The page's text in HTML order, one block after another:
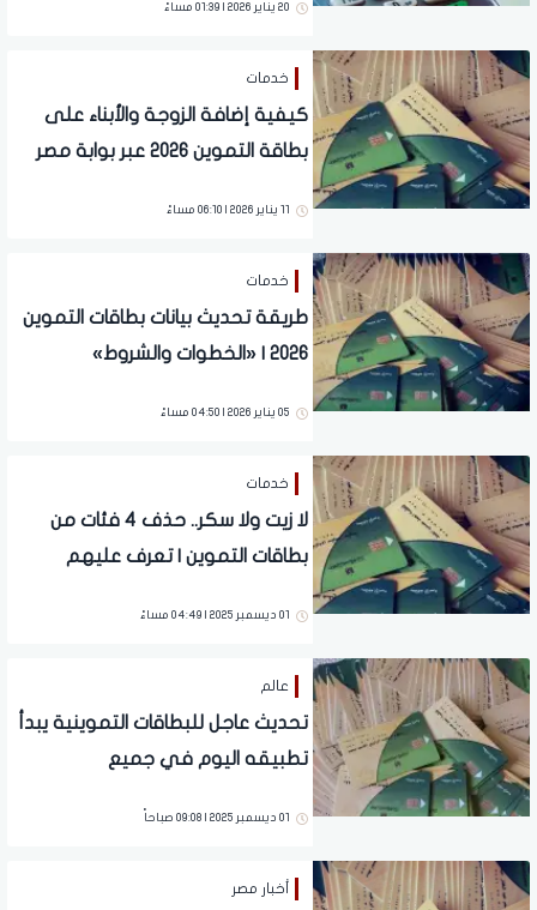
20 يناير 2026 | 01:39 مساءً
خدمات
كيفية إضافة الزوجة والأبناء على
بطاقة التموين 2026 عبر بوابة مصر
11 يناير 2026 | 06:10 مساءً
خدمات
طريقة تحديث بيانات بطاقات التموين
2026 | «الخطوات والشروط»
05 يناير 2026 | 04:50 مساءً
خدمات
لا زيت ولا سكر.. حذف 4 فئات من
بطاقات التموين | تعرف عليهم
01 ديسمبر 2025 | 04:49 مساءً
عالم
تحديث عاجل للبطاقات التموينية يبدأ
تطبيقه اليوم في جميع
01 ديسمبر 2025 | 09:08 صباحاً
أخبار مصر